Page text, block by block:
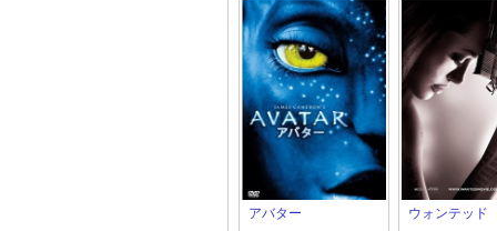
アバター ウォンテッド